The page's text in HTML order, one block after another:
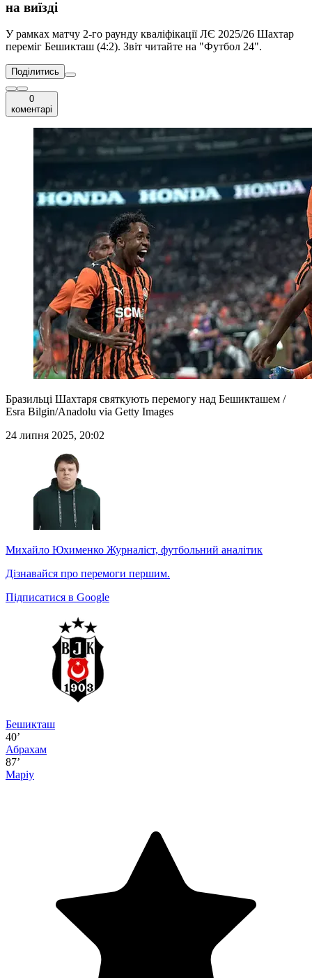
на виїзді
У рамках матчу 2-го раунду кваліфікації ЛЄ 2025/26 Шахтар
переміг Бешикташ (4:2). Звіт читайте на "Футбол 24".
Поділитись
0
коментарі
Бразильці Шахтаря святкують перемогу над Бешикташем /
Esra Bilgin/Anadolu via Getty Images
24 липня 2025, 20:02
Михайло Юхименко Журналіст, футбольний аналітик
Дізнавайся про перемоги першим.
Підписатися в Google
Бешикташ
40’
Абрахам
87’
Маріу